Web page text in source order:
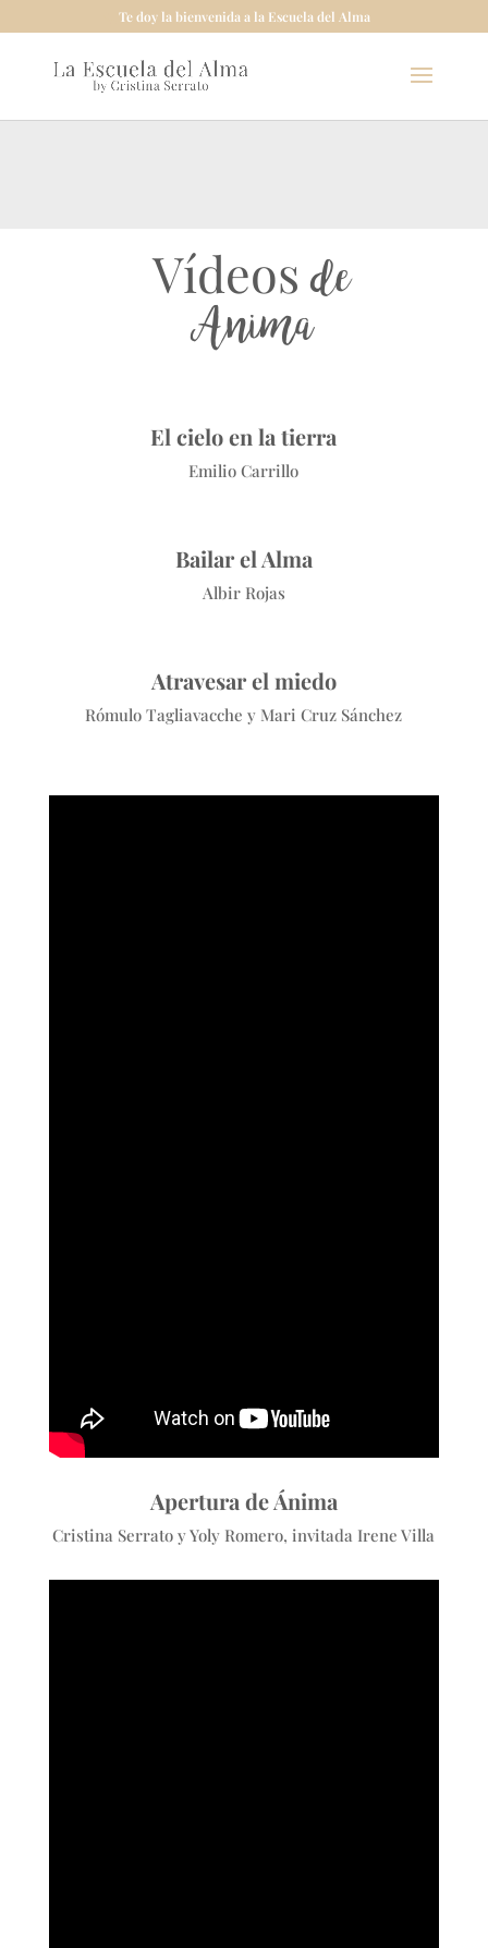
Te doy la bienvenida a la Escuela del Alma
Vídeosde
Anima
El cielo en la tierra
Emilio Carrillo
Bailar el Alma
Albir Rojas
Atravesar el miedo
Rómulo Tagliavacche y Mari Cruz Sánchez
Apertura de Ánima
Cristina Serrato y Yoly Romero, invitada Irene Villa